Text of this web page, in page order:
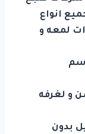
انواع
لمعه و
و لغرفه
بدون